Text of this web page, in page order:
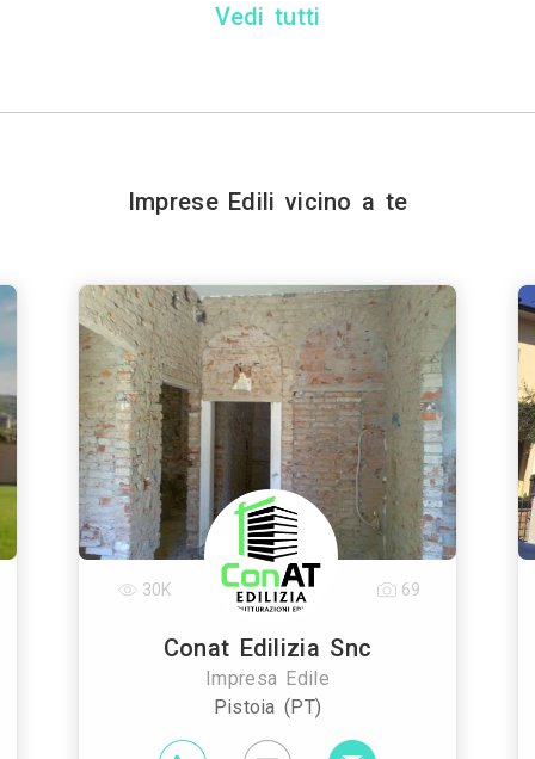
Vedi tutti
Imprese Edili vicino a te
Conat Edilizia Snc
Impresa Edile
Pistoia (PT)
30K 69